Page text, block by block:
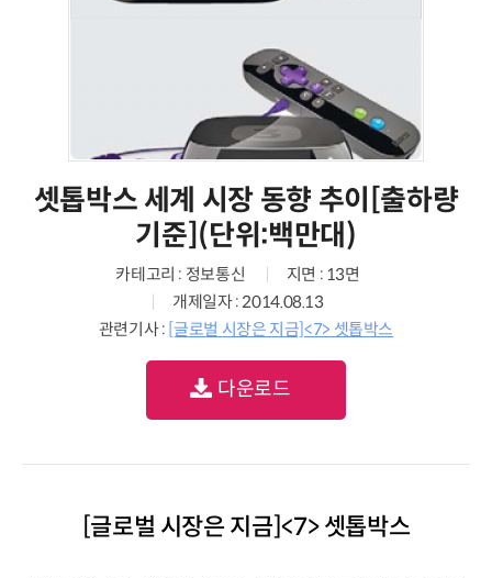
셋톱박스 세계 시장 동향 추이[출하량
기준](단위:백만대)
카테고리 : 정보통신
지면 : 13면
개제일자 : 2014.08.13
관련기사 : [글로벌 시장은 지금]<7> 셋톱박스
다운로드
[글로벌 시장은 지금]<7> 셋톱박스